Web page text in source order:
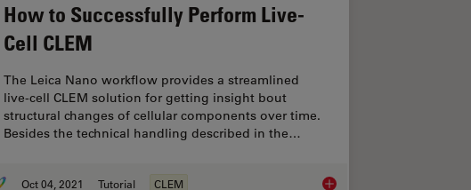
How to Successfully Perform Live-
Cell CLEM
The Leica Nano workflow provides a streamlined
live-cell CLEM solution for getting insight bout
structural changes of cellular components over time.
Besides the technical handling described in the…
Oct 04, 2021 Tutorial CLEM How to Successfully Perform